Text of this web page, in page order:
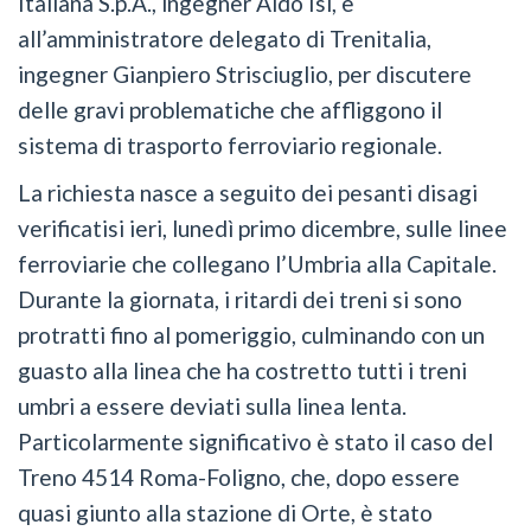
all’amministratore delegato di Trenitalia,
ingegner Gianpiero Strisciuglio, per discutere
delle gravi problematiche che affliggono il
sistema di trasporto ferroviario regionale.
La richiesta nasce a seguito dei pesanti disagi
verificatisi ieri, lunedì primo dicembre, sulle linee
ferroviarie che collegano l’Umbria alla Capitale.
Durante la giornata, i ritardi dei treni si sono
protratti fino al pomeriggio, culminando con un
guasto alla linea che ha costretto tutti i treni
umbri a essere deviati sulla linea lenta.
Particolarmente significativo è stato il caso del
Treno 4514 Roma-Foligno, che, dopo essere
quasi giunto alla stazione di Orte, è stato